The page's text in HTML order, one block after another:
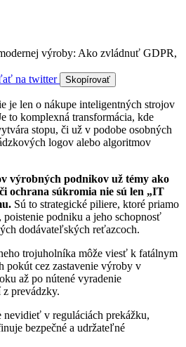
na twitter Skopírovať
je len o nákupe inteligentných strojov
to komplexná transformácia, kde
stopu, či už v podobe osobných
logov alebo algoritmov
výrobných podnikov už témy ako
ochrana súkromia nie sú len „IT
Sú to strategické piliere, ktoré priamo
podniku a jeho schopnosť
dodávateľských reťazcoch.
trojuholníka môže viesť k fatálnym
pokút cez zastavenie výroby v
až po nútené vyradenie
prevádzky.
v reguláciách prekážku,
bezpečné a udržateľné